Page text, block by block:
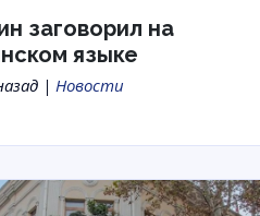
заговорил на
языке
| Новости